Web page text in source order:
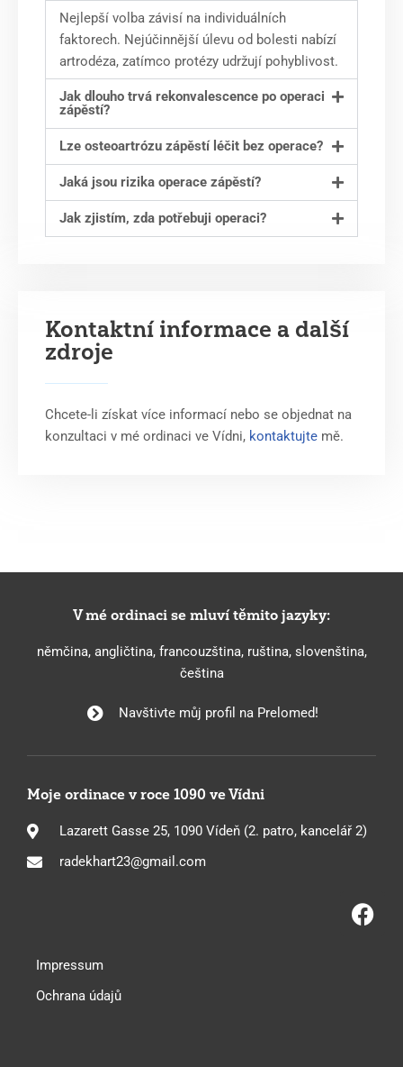
Nejlepší volba závisí na individuálních
faktorech. Nejúčinnější úlevu od bolesti nabízí
artrodéza, zatímco protézy udržují pohyblivost.
Jak dlouho trvá rekonvalescence po operaci
zápěstí?
Lze osteoartrózu zápěstí léčit bez operace?
Jaká jsou rizika operace zápěstí?
Jak zjistím, zda potřebuji operaci?
Kontaktní informace a další
zdroje
Chcete-li získat více informací nebo se objednat na
konzultaci v mé ordinaci ve Vídni, kontaktujte mě.
V mé ordinaci se mluví těmito jazyky:
němčina, angličtina, francouzština, ruština, slovenština,
čeština
Navštivte můj profil na Prelomed!
Moje ordinace v roce 1090 ve Vídni
Lazarett Gasse 25, 1090 Vídeň (2. patro, kancelář 2)
radekhart23@gmail.com
Impressum
Ochrana údajů